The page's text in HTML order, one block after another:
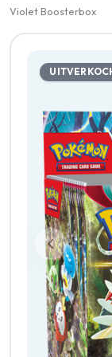
Violet Boosterbox